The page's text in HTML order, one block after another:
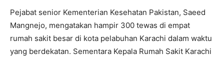
Pejabat senior Kementerian Kesehatan Pakistan, Saeed
Mangnejo, mengatakan hampir 300 tewas di empat
rumah sakit besar di kota pelabuhan Karachi dalam waktu
yang berdekatan. Sementara Kepala Rumah Sakit Karachi